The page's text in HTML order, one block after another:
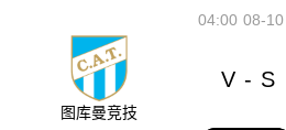
08-10
04:00
图库曼竞技
V - S